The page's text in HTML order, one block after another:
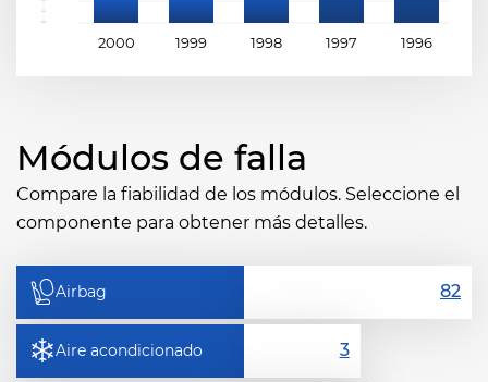
2000 1999 1998 1997 1996
Módulos de falla
Compare la fiabilidad de los módulos. Seleccione el
componente para obtener más detalles.
Airbag
Aire acondicionado